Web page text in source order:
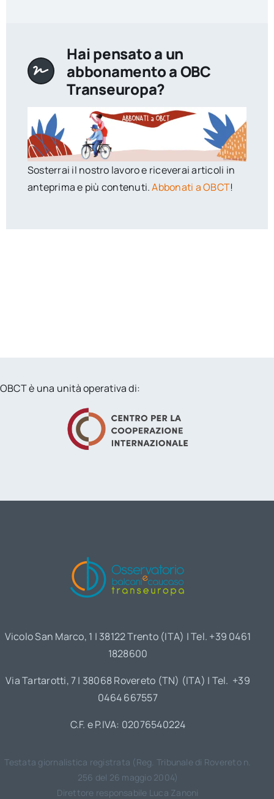
Hai pensato a un
abbonamento a OBC
Transeuropa?
Sosterrai il nostro lavoro e riceverai articoli in
anteprima e più contenuti.Abbonati a OBCT!
OBCT è una unità operativa di:
Vicolo San Marco, 1 | 38122 Trento (ITA) | Tel. +39 0461
1828600
Via Tartarotti, 7 | 38068 Rovereto (TN) (ITA) | Tel. +39
0464 667557
C.F. e P.IVA: 02076540224
Testata giornalistica registrata (Reg. Tribunale di Rovereto n.
256 del 26 maggio 2004)
Direttore responsabile Luca Zanoni